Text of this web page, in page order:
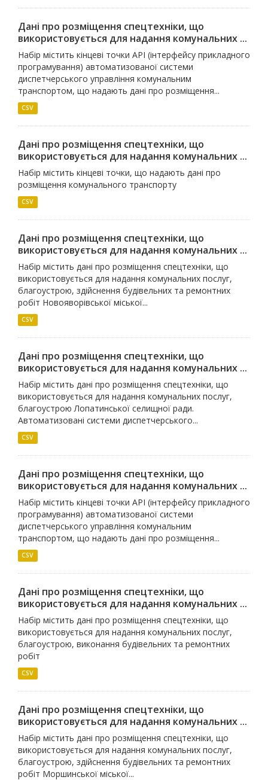
Дані про розміщення спецтехніки, що
використовується для надання комунальних ...
Набір містить кінцеві точки API (інтерфейсу прикладного
програмування) автоматизованої системи
диспетчерського управління комунальним
транспортом, що надають дані про розміщення...
CSV
Дані про розміщення спецтехніки, що
використовується для надання комунальних ...
Набір містить кінцеві точки, що надають дані про
розміщення комунального транспорту
CSV
Дані про розміщення спецтехніки, що
використовується для надання комунальних ...
Набір містить дані про розміщення спецтехніки, що
використовується для надання комунальних послуг,
благоустрою, здійснення будівельних та ремонтних
робіт Новояворівської міської...
CSV
Дані про розміщення спецтехніки, що
використовується для надання комунальних ...
Набір містить дані про розміщення спецтехніки, що
використовується для надання комунальних послуг,
благоустрою Лопатинської селищної ради.
Автоматизовані системи диспетчерського...
CSV
Дані про розміщення спецтехніки, що
використовується для надання комунальних ...
Набір містить кінцеві точки API (інтерфейсу прикладного
програмування) автоматизованої системи
диспетчерського управління комунальним
транспортом, що надають дані про розміщення...
CSV
Дані про розміщення спецтехніки, що
використовується для надання комунальних ...
Набір містить дані про розміщення спецтехніки, що
використовується для надання комунальних послуг,
благоустрою, виконання будівельних та ремонтних
робіт
CSV
Дані про розміщення спецтехніки, що
використовується для надання комунальних ...
Набір містить дані про розміщення спецтехніки, що
використовується для надання комунальних послуг,
благоустрою, здійснення будівельних та ремонтних
робіт Моршинської міської...